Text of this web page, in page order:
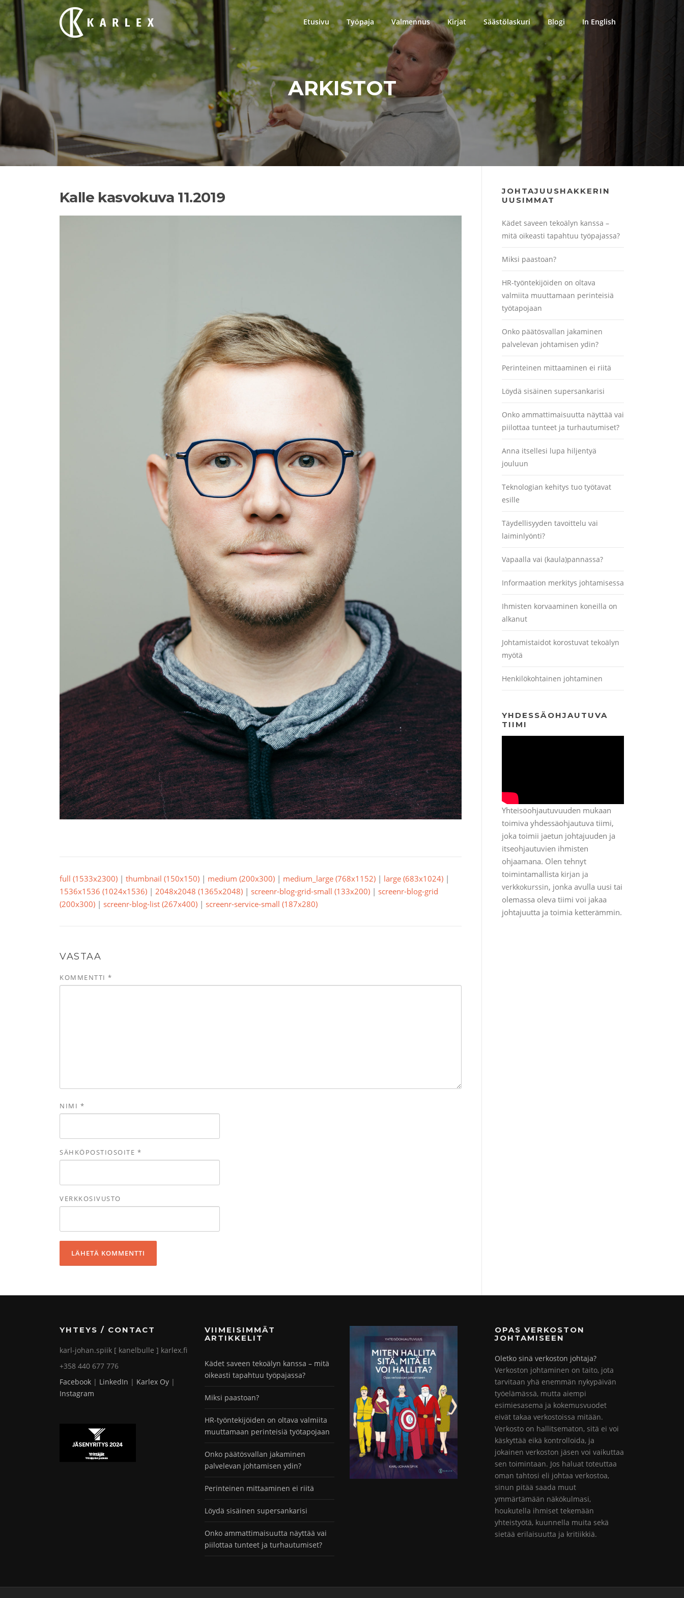
Siirry
suoraan
sisältöön
Etusivu Työpaja Valmennus Kirjat Säästölaskuri Blogi In English
ARKISTOT
Kalle kasvokuva 11.2019
full (1533x2300) | thumbnail (150x150) | medium (200x300) | medium_large (768x1152) | large (683x1024) |
1536x1536 (1024x1536) | 2048x2048 (1365x2048) | screenr-blog-grid-small (133x200) | screenr-blog-grid
(200x300) | screenr-blog-list (267x400) | screenr-service-small (187x280)
VASTAA
KOMMENTTI *
NIMI *
SÄHKÖPOSTIOSOITE *
VERKKOSIVUSTO
JOHTAJUUSHAKKERIN
UUSIMMAT
Kädet saveen tekoälyn kanssa –
mitä oikeasti tapahtuu työpajassa?
Miksi paastoan?
HR-työntekijöiden on oltava
valmiita muuttamaan perinteisiä
työtapojaan
Onko päätösvallan jakaminen
palvelevan johtamisen ydin?
Perinteinen mittaaminen ei riitä
Löydä sisäinen supersankarisi
Onko ammattimaisuutta näyttää vai
piilottaa tunteet ja turhautumiset?
Anna itsellesi lupa hiljentyä
jouluun
Teknologian kehitys tuo työtavat
esille
Täydellisyyden tavoittelu vai
laiminlyönti?
Vapaalla vai (kaula)pannassa?
Informaation merkitys johtamisessa
Ihmisten korvaaminen koneilla on
alkanut
Johtamistaidot korostuvat tekoälyn
myötä
Henkilökohtainen johtaminen
YHDESSÄOHJAUTUVA
TIIMI
Yhteisöohjautuvuuden mukaan
toimiva yhdessäohjautuva tiimi,
joka toimii jaetun johtajuuden ja
itseohjautuvien ihmisten
ohjaamana. Olen tehnyt
toimintamallista kirjan ja
verkkokurssin, jonka avulla uusi tai
olemassa oleva tiimi voi jakaa
johtajuutta ja toimia ketterämmin.
YHTEYS / CONTACT
karl-johan.spiik [ kanelbulle ] karlex.fi
+358 440 677 776
Facebook | LinkedIn | Karlex Oy |
Instagram
VIIMEISIMMÄT
ARTIKKELIT
Kädet saveen tekoälyn kanssa – mitä
oikeasti tapahtuu työpajassa?
Miksi paastoan?
HR-työntekijöiden on oltava valmiita
muuttamaan perinteisiä työtapojaan
Onko päätösvallan jakaminen
palvelevan johtamisen ydin?
Perinteinen mittaaminen ei riitä
Löydä sisäinen supersankarisi
Onko ammattimaisuutta näyttää vai
piilottaa tunteet ja turhautumiset?
OPAS VERKOSTON
JOHTAMISEEN
Oletko sinä verkoston johtaja?
Verkoston johtaminen on taito, jota
tarvitaan yhä enemmän nykypäivän
työelämässä, mutta aiempi
esimiesasema ja kokemusvuodet
eivät takaa verkostoissa mitään.
Verkosto on hallitsematon, sitä ei voi
käskyttää eikä kontrolloida, ja
jokainen verkoston jäsen voi vaikuttaa
sen toimintaan. Jos haluat toteuttaa
oman tahtosi eli johtaa verkostoa,
sinun pitää saada muut
ymmärtämään näkökulmasi,
houkutella ihmiset tekemään
yhteistyötä, kuunnella muita sekä
sietää erilaisuutta ja kritiikkiä.